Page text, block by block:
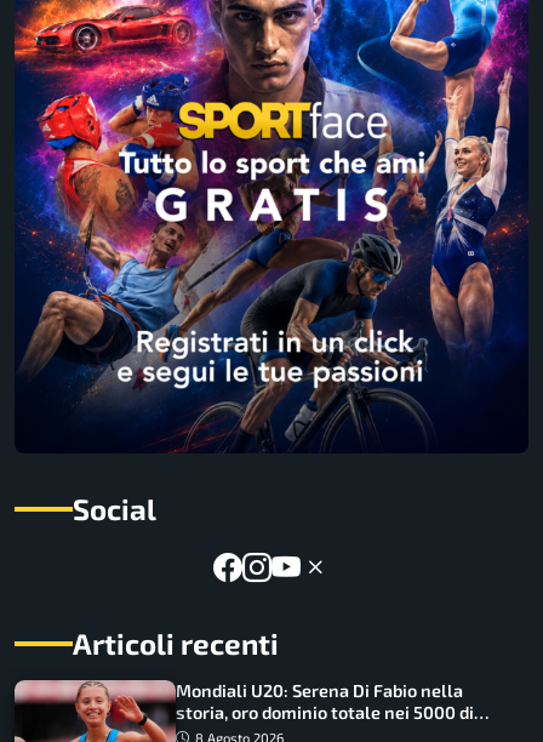
Social
Articoli recenti
Mondiali U20: Serena Di Fabio nella
storia, oro dominio totale nei 5000 di
marcia
8 Agosto 2026